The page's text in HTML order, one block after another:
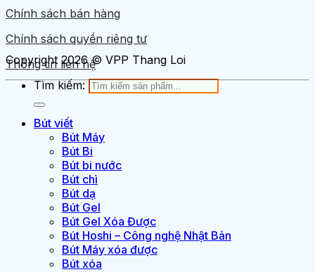
Chính sách bán hàng
Chính sách quyền riêng tư
Thông tin liên hệ
Copyright 2026 © VPP Thang Loi
Tìm kiếm:
Bút viết
Bút Máy
Bút Bi
Bút bi nước
Bút chì
Bút dạ
Bút Gel
Bút Gel Xóa Được
Bút Hoshi – Công nghệ Nhật Bản
Bút Máy xóa được
Bút xóa